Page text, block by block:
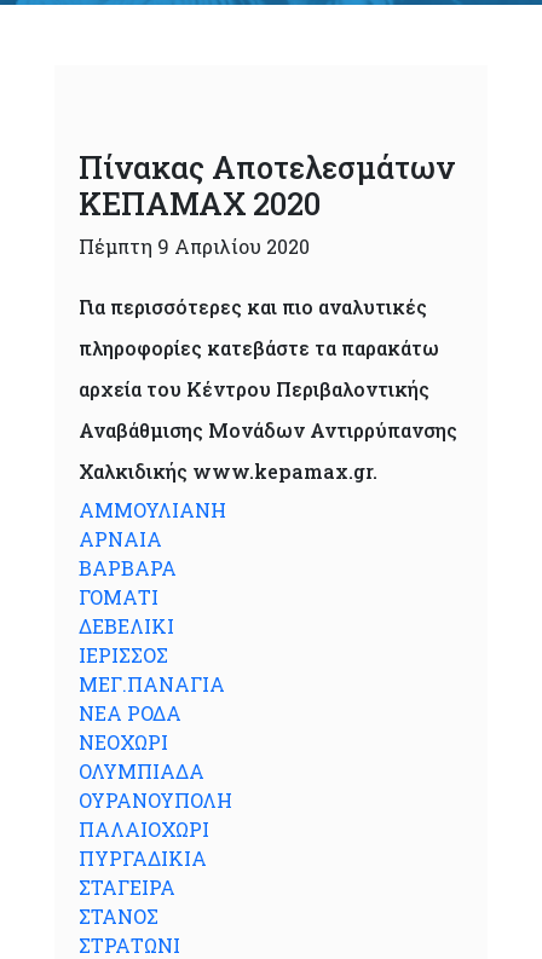
Πίνακας Αποτελεσμάτων
ΚΕΠΑΜΑΧ 2020
Πέμπτη 9 Απριλίου 2020
Για περισσότερες και πιο αναλυτικές
πληροφορίες κατεβάστε τα παρακάτω
αρχεία του Κέντρου Περιβαλοντικής
Αναβάθμισης Μονάδων Αντιρρύπανσης
Χαλκιδικής www.kepamax.gr.
ΑΜΜΟΥΛΙΑΝΗ
ΑΡΝΑΙΑ
ΒΑΡΒΑΡΑ
ΓΟΜΑΤΙ
ΔΕΒΕΛΙΚΙ
ΙΕΡΙΣΣΟΣ
ΜΕΓ.ΠΑΝΑΓΙΑ
ΝΕΑ ΡΟΔΑ
ΝΕΟΧΩΡΙ
ΟΛΥΜΠΙΑΔΑ
ΟΥΡΑΝΟΥΠΟΛΗ
ΠΑΛΑΙΟΧΩΡΙ
ΠΥΡΓΑΔΙΚΙΑ
ΣΤΑΓΕΙΡΑ
ΣΤΑΝΟΣ
ΣΤΡΑΤΩΝΙ